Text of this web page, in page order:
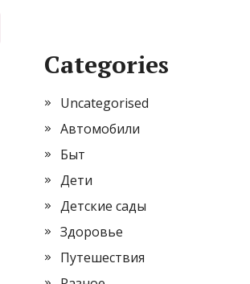
Categories
Uncategorised
Автомобили
Быт
Дети
Детские сады
Здоровье
Путешествия